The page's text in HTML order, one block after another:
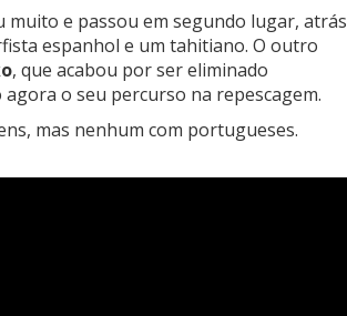
muito e passou em segundo lugar, atrás
espanhol e um tahitiano. O outro
, que acabou por ser eliminado
o seu percurso na repescagem.
mas nenhum com portugueses.